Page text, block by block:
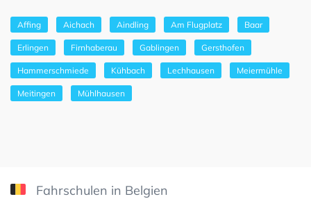
Affing Aichach Aindling Am Flugplatz Baar
Erlingen Firnhaberau Gablingen Gersthofen
Hammerschmiede Kühbach Lechhausen Meiermühle
Meitingen Mühlhausen
Fahrschulen in Belgien